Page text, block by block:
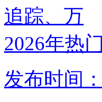
追踪、万
2026年热
发布时间